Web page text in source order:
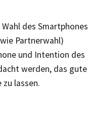
des Smartphones
Partnerwahl)
und Intention des
werden, das gute
lassen.